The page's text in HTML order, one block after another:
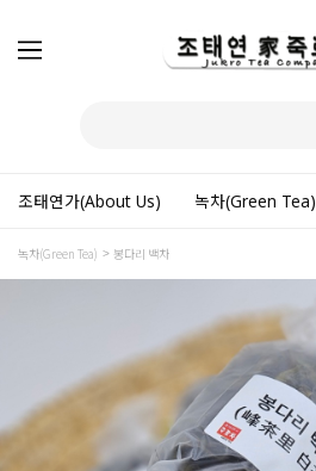
조태연가(About Us) 녹차(Green Tea)
녹차(Green Tea) 봉다리 백차